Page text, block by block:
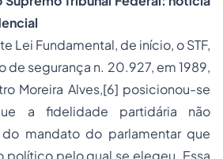
Lei Fundamental, de início, o STF,
de segurança n. 20.927, em 1989,
Moreira Alves,[6] posicionou-se
a fidelidade partidária não
mandato do parlamentar que
político pelo qual se elegeu. Essa